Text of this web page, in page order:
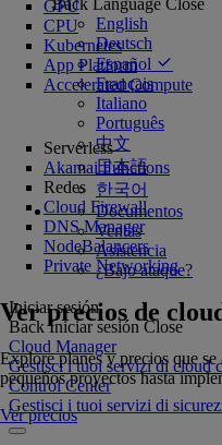
Back Language Close
English
Deutsch
Español
Français
Italiano
Português
中文
日本語
한국어
Documentos
Ventas
Asistencia
¿Bajo ataque?
Iniciar sesión
Back Iniciar sesión Close
Cloud Manager
Gestisci i tuoi servizi di cloud
Control Center
Gestisci i tuoi servizi di
GPU
CPU
Kubernetes
App Platform
Accelerated Compute
Serverless
Akamai Functions
Redes
Cloud Firewall
DNS Manager
NodeBalancers
Private Networking
Ver precios de
Explore planes y precios que se
pequeños proyectos hasta
Ver precios